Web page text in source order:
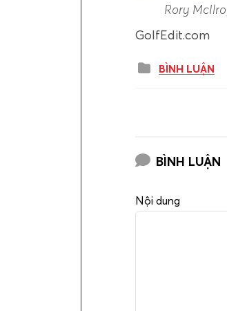
Rory
GolfEdit.com
BÌNH LUẬN
BÌNH LUẬN
Nội dung